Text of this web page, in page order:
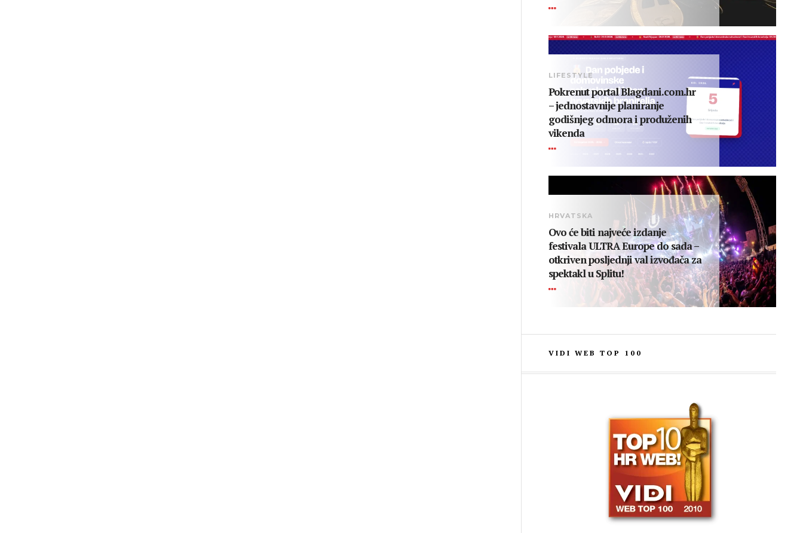
LIFESTYLE
Pokrenut portal Blagdani.com.hr
– jednostavnije planiranje
godišnjeg odmora i produženih
vikenda
HRVATSKA
Ovo će biti najveće izdanje
festivala ULTRA Europe do sada –
otkriven posljednji val izvođača za
spektakl u Splitu!
VIDI WEB TOP 100